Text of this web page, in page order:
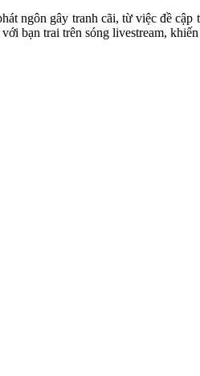
ngôn gây tranh cãi, từ việc đề
bạn trai trên sóng livestream,